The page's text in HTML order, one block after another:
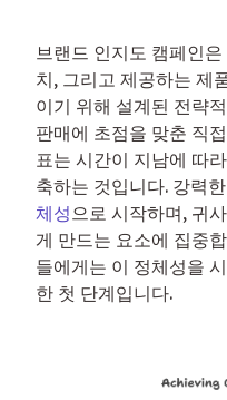
브랜드 인지도 캠페인
치, 그리고 제공하는 제
이기 위해 설계된 전략
판매에 초점을 맞춘 직
표는 시간이 지남에 따
축하는 것입니다. 강력
체성으로 시작하며, 귀
게 만드는 요소에 집중
들에게는 이 정체성을
한 첫 단계입니다.